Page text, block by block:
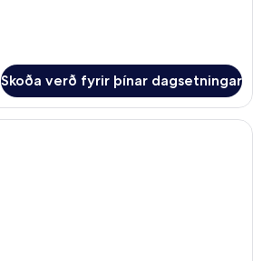
Skoða verð fyrir þínar dagsetningar